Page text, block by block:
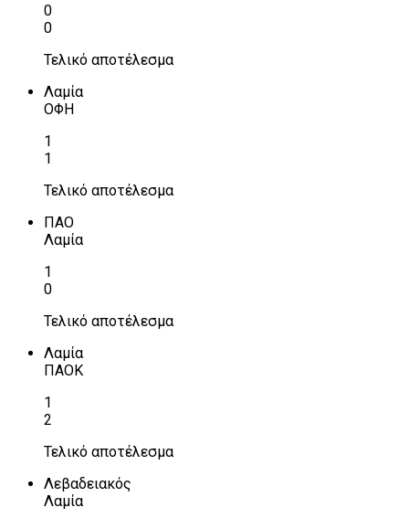
0
0
Τελικό αποτέλεσμα
Λαμία
ΟΦΗ
1
1
Τελικό αποτέλεσμα
ΠΑΟ
Λαμία
1
0
Τελικό αποτέλεσμα
Λαμία
ΠΑΟΚ
1
2
Τελικό αποτέλεσμα
Λεβαδειακός
Λαμία